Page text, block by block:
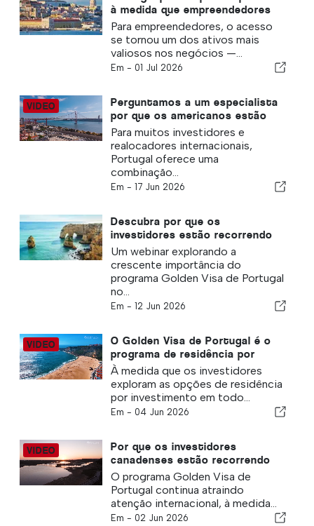
à medida que empreendedores
buscam mobilidade europeia
Para empreendedores, o acesso
se tornou um dos ativos mais
valiosos nos negócios —...
Em - 01 Jul 2026
Perguntamos a um especialista
por que os americanos estão
escolhendo o Golden Visa de
Portugal
Para muitos investidores e
realocadores internacionais,
Portugal oferece uma
combinação...
Em - 17 Jun 2026
Descubra por que os
investidores estão recorrendo
ao Golden Visa de Portugal
Um webinar explorando a
crescente importância do
programa Golden Visa de Portugal
no...
Em - 12 Jun 2026
O Golden Visa de Portugal é o
programa de residência por
investimento mais inteligente da
Europa?
À medida que os investidores
exploram as opções de residência
por investimento em todo...
Em - 04 Jun 2026
Por que os investidores
canadenses estão recorrendo
ao Golden Visa de Portugal
O programa Golden Visa de
Portugal continua atraindo
atenção internacional, à medida...
Em - 02 Jun 2026